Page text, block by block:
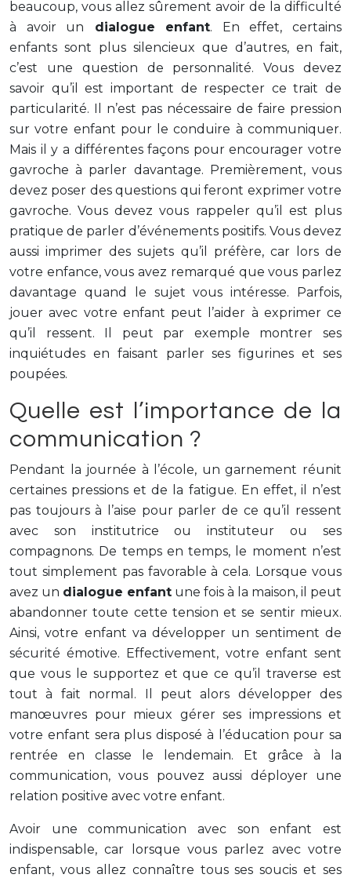
beaucoup, vous allez sûrement avoir de la difficulté
à avoir un dialogue enfant. En effet, certains
enfants sont plus silencieux que d’autres, en fait,
c’est une question de personnalité. Vous devez
savoir qu’il est important de respecter ce trait de
particularité. Il n’est pas nécessaire de faire pression
sur votre enfant pour le conduire à communiquer.
Mais il y a différentes façons pour encourager votre
gavroche à parler davantage. Premièrement, vous
devez poser des questions qui feront exprimer votre
gavroche. Vous devez vous rappeler qu’il est plus
pratique de parler d’événements positifs. Vous devez
aussi imprimer des sujets qu’il préfère, car lors de
votre enfance, vous avez remarqué que vous parlez
davantage quand le sujet vous intéresse. Parfois,
jouer avec votre enfant peut l’aider à exprimer ce
qu’il ressent. Il peut par exemple montrer ses
inquiétudes en faisant parler ses figurines et ses
poupées.
Quelle est l’importance de la
communication ?
Pendant la journée à l’école, un garnement réunit
certaines pressions et de la fatigue. En effet, il n’est
pas toujours à l’aise pour parler de ce qu’il ressent
avec son institutrice ou instituteur ou ses
compagnons. De temps en temps, le moment n’est
tout simplement pas favorable à cela. Lorsque vous
avez un dialogue enfant une fois à la maison, il peut
abandonner toute cette tension et se sentir mieux.
Ainsi, votre enfant va développer un sentiment de
sécurité émotive. Effectivement, votre enfant sent
que vous le supportez et que ce qu’il traverse est
tout à fait normal. Il peut alors développer des
manœuvres pour mieux gérer ses impressions et
votre enfant sera plus disposé à l’éducation pour sa
rentrée en classe le lendemain. Et grâce à la
communication, vous pouvez aussi déployer une
relation positive avec votre enfant.
Avoir une communication avec son enfant est
indispensable, car lorsque vous parlez avec votre
enfant, vous allez connaître tous ses soucis et ses